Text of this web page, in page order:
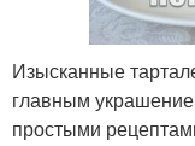
Изысканные
главным
простыми